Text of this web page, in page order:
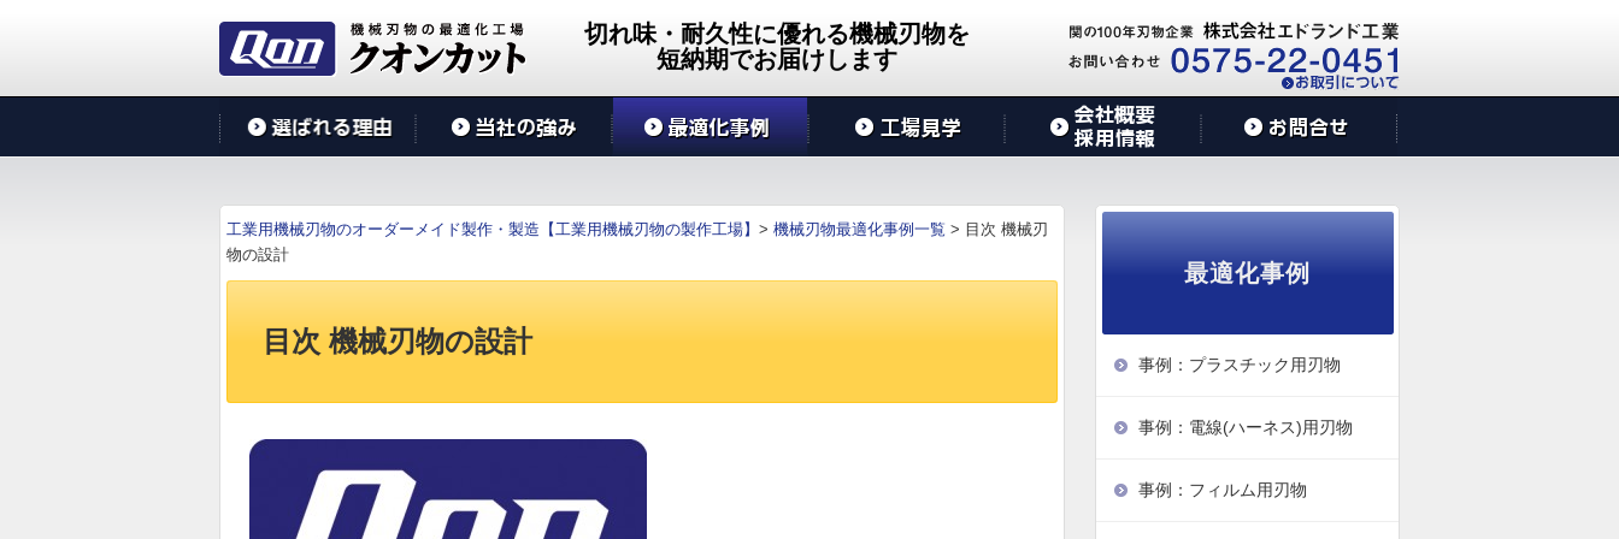
切れ味・耐久性に優れる機械刃物を
短納期でお届けします
工業用機械刃物のオーダーメイド製作・製造【工業用機械刃物の製作工場】 > 機械刃物最適化事例一覧 > 目次 機械刃
物の設計
目次 機械刃物の設計
最適化事例
事例：プラスチック用刃物
事例：電線(ハーネス)用刃物
事例：フィルム用刃物